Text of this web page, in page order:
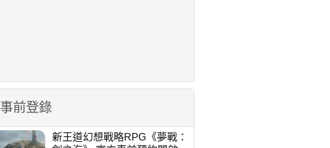
事前登錄
新王道幻想戰略RPG《夢戰：